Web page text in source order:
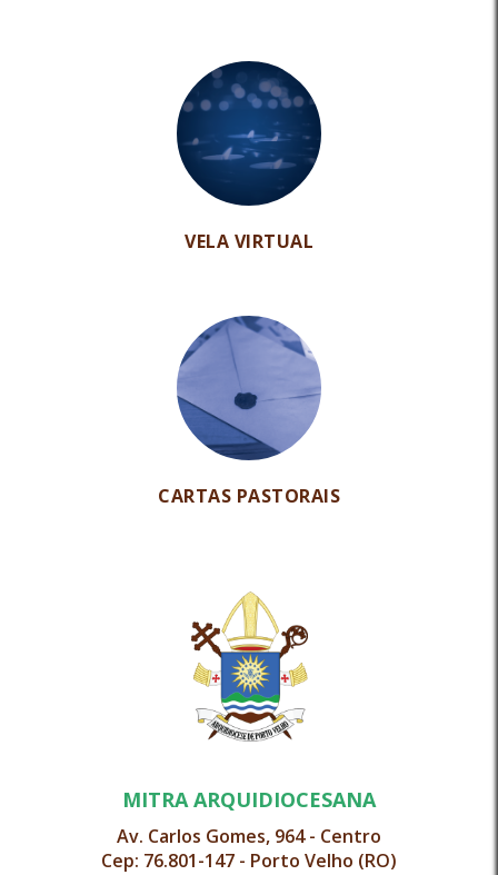
VELA VIRTUAL
CARTAS PASTORAIS
MITRA ARQUIDIOCESANA
Av. Carlos Gomes, 964 - Centro
Cep: 76.801-147 - Porto Velho (RO)